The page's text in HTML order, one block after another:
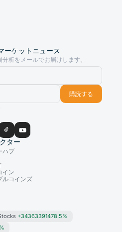
ーケットニュース
析をメールでお届けします。
購読する
ター
ハブ
イン
ルコインズ
+34363391478.5%